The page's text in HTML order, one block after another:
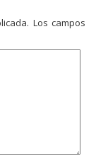
Los campos